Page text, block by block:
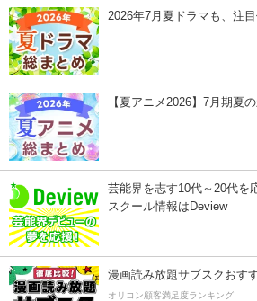
2026年7月夏ドラマも、注
【夏アニメ2026】7月期夏
芸能界を志す10代～20代を
スクール情報はDeview
漫画読み放題サブスクおす
オリコン顧客満足度ランキング